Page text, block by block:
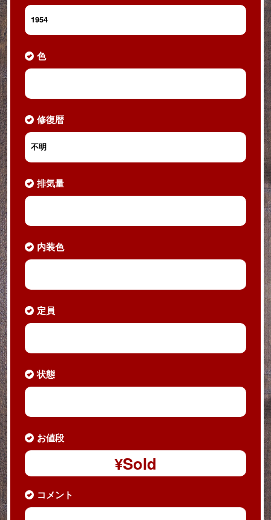
1954
色
修復暦
不明
排気量
内装色
定員
状態
お値段
¥Sold
コメント